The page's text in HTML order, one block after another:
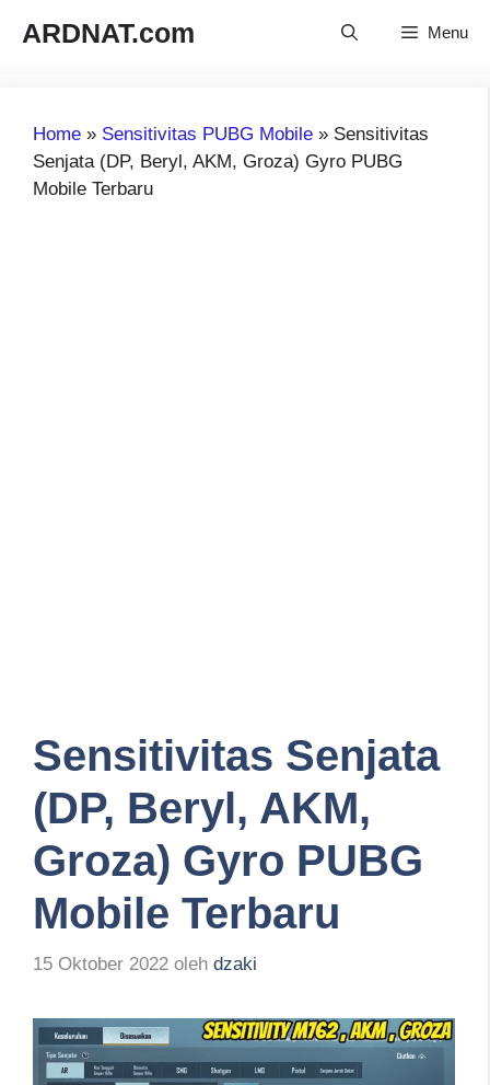
ARDNAT.com Menu
Home » Sensitivitas PUBG Mobile » Sensitivitas
Senjata (DP, Beryl, AKM, Groza) Gyro PUBG
Mobile Terbaru
Sensitivitas Senjata
(DP, Beryl, AKM,
Groza) Gyro PUBG
Mobile Terbaru
15 Oktober 2022 oleh dzaki